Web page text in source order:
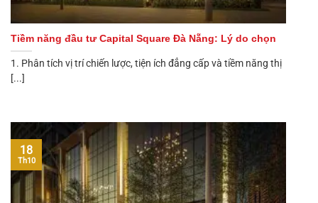
Tiềm năng đầu tư Capital Square Đà Nẵng: Lý do chọn
1. Phân tích vị trí chiến lược, tiện ích đẳng cấp và tiềm năng thị
[...]
18
Th10